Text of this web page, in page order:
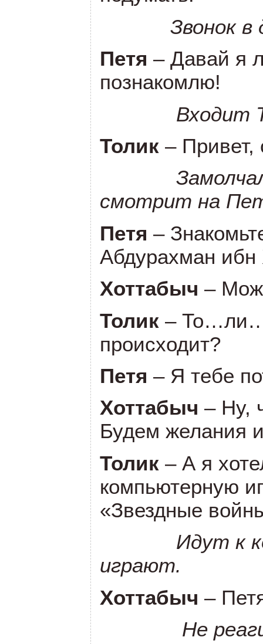
Звонок в
Петя – Давай я
познакомлю!
Входит
Толик – Привет,
смотрит на
Петя –
Абдурахман
Хоттабыч –
Толик –
происходит?
Петя – Я тебе
Хоттабыч – Ну,
Будем желания
Толик – А я
компьютерную
«Звездные
Идут к
играют.
Хоттабыч –
Не